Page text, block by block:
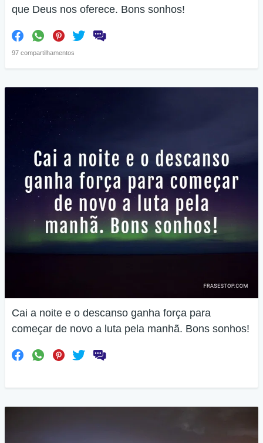
que Deus nos oferece. Bons sonhos!
97 compartilhamentos
Cai a noite e o descanso ganha força para
começar de novo a luta pela manhã. Bons sonhos!